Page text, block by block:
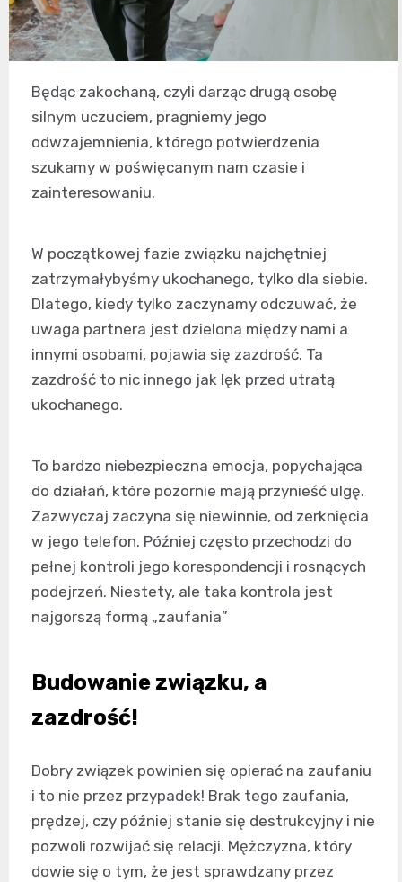
Będąc zakochaną, czyli darząc drugą osobę
silnym uczuciem, pragniemy jego
odwzajemnienia, którego potwierdzenia
szukamy w poświęcanym nam czasie i
zainteresowaniu.
W początkowej fazie związku najchętniej
zatrzymałybyśmy ukochanego, tylko dla siebie.
Dlatego, kiedy tylko zaczynamy odczuwać, że
uwaga partnera jest dzielona między nami a
innymi osobami, pojawia się zazdrość. Ta
zazdrość to nic innego jak lęk przed utratą
ukochanego.
To bardzo niebezpieczna emocja, popychająca
do działań, które pozornie mają przynieść ulgę.
Zazwyczaj zaczyna się niewinnie, od zerknięcia
w jego telefon. Później często przechodzi do
pełnej kontroli jego korespondencji i rosnących
podejrzeń. Niestety, ale taka kontrola jest
najgorszą formą „zaufania”
Budowanie związku, a
zazdrość!
Dobry związek powinien się opierać na zaufaniu
i to nie przez przypadek! Brak tego zaufania,
prędzej, czy później stanie się destrukcyjny i nie
pozwoli rozwijać się relacji. Mężczyzna, który
dowie się o tym, że jest sprawdzany przez